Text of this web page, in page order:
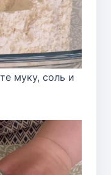
муку, соль и